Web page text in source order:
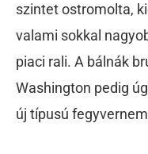
szintet ostromolta,
valami sokkal
piaci rali. A bálnák
Washington pedig
új típusú